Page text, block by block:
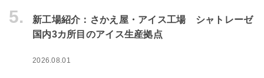
5.
新工場紹介：さかえ屋・アイス工場 シャトレーゼ
国内3カ所目のアイス生産拠点
2026.08.01